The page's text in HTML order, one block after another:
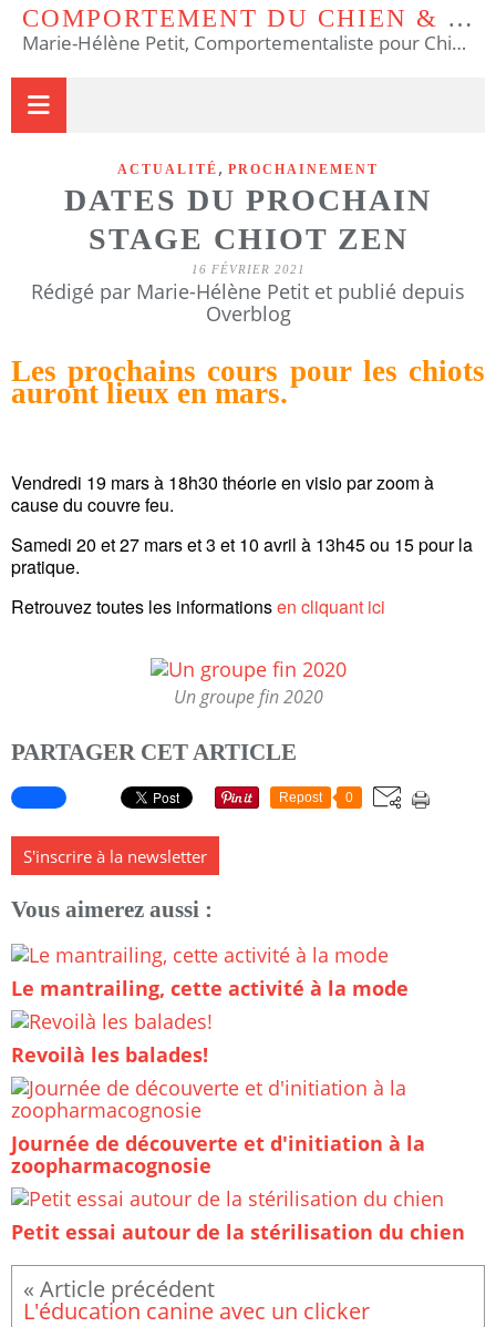
COMPORTEMENT DU CHIEN & DU CHAT
Marie-Hélène Petit, Comportementaliste pour Chiens et Chats & Educateur Canin.
ACTUALITÉ , PROCHAINEMENT
DATES DU PROCHAIN
STAGE CHIOT ZEN
16 FÉVRIER 2021
Rédigé par Marie-Hélène Petit et publié depuis
Overblog
Les prochains cours pour les chiots
auront lieux en mars.
Vendredi 19 mars à 18h30 théorie en visio par zoom à
cause du couvre feu.
Samedi 20 et 27 mars et 3 et 10 avril à 13h45 ou 15 pour la
pratique.
Retrouvez toutes les informationsen cliquant ici
Un groupe fin 2020
PARTAGER CET ARTICLE
Repost 0
S'inscrire à la newsletter
Vous aimerez aussi :
Le mantrailing, cette activité à la mode
Revoilà les balades!
Journée de découverte et d'initiation à la
zoopharmacognosie
Petit essai autour de la stérilisation du chien
L'éducation canine avec un clicker